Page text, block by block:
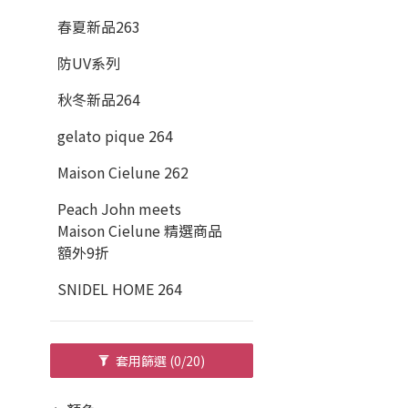
春夏新品263
防UV系列
秋冬新品264
gelato pique 264
Maison Cielune 262
Peach John meets
Maison Cielune 精選商品
額外9折
SNIDEL HOME 264
套用篩選 (0/20)